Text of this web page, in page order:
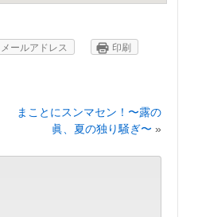
メールアドレス
印刷
まことにスンマセン！〜露の
眞、夏の独り騒ぎ〜 »